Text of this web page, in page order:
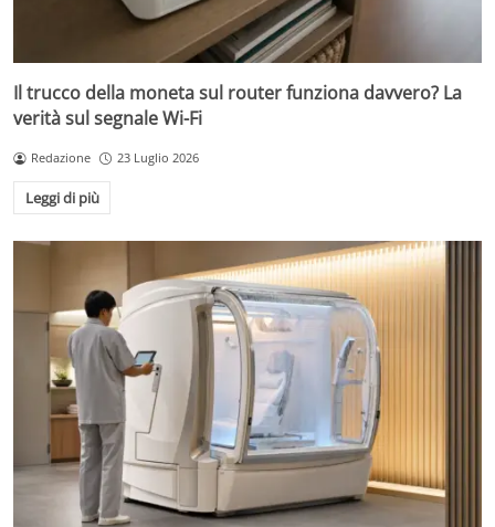
Il trucco della moneta sul router funziona davvero? La
verità sul segnale Wi-Fi
Redazione 23 Luglio 2026
Leggi di più